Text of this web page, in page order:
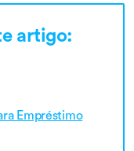
artigo:
Empréstimo